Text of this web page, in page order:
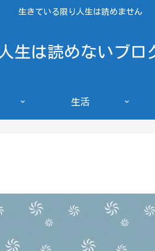
生きている限り人生は読めません
人生は読めないブロ
生活